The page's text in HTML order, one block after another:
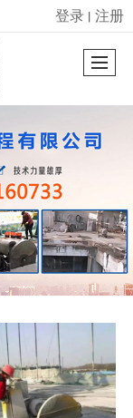
很遗憾，因您的浏览器版本过低导致无法获得最佳浏览体验，推荐下载安装谷歌浏览器！
登录 丨 注册